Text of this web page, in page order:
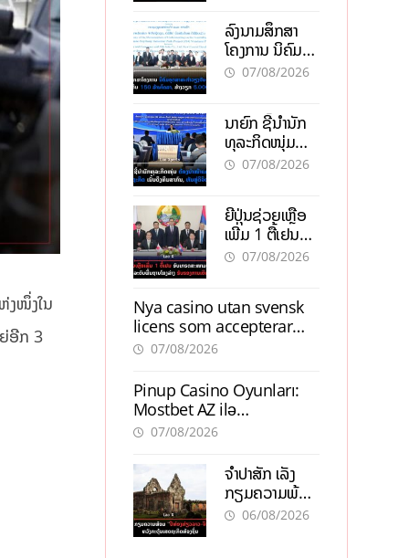
ງໜຶ່ງໃນ
ອີກ 3
ແລະ ຈຸນລະ
ວິສາຫະກິດ
ລົງນາມສຶກສາ
ໂຄງການ ນິຄົມ
ອຸດສາຫະກຳ
150 ລ້ານໂດລາ,
ສ້າງວຽກ 5.000
ຕຳແໜ່ງ
07/08/2026
ນາຍົກ ຊີ້ນຳນັກ
ທຸລະກິດໜຸ່ມ
ຕ້ອງນຳໜ້າແກ້
ສາກົນ, ຫັນສູ່ດິຈິ
ຕອນ
07/08/2026
ຍີ່ປຸ່ນຊ່ວຍເຫຼືອ
ເພີ່ມ 1 ຕື້ເຢນ
ອັບເກຣດ
ເຕີບໂຕ
07/08/2026
Nya casino utan svensk
licens som accepterar
Swish: En jämförelse
07/08/2026
Pinup Casino Oyunları:
Mostbet AZ ilə
Müqayisədə Nə Təqdim
07/08/2026
ຈຳປາສັກ ເລັ່ງ
ກຽມຄວາມພ້ອມ
“ປີທ່ອງທ່ຽວ
06/08/2026